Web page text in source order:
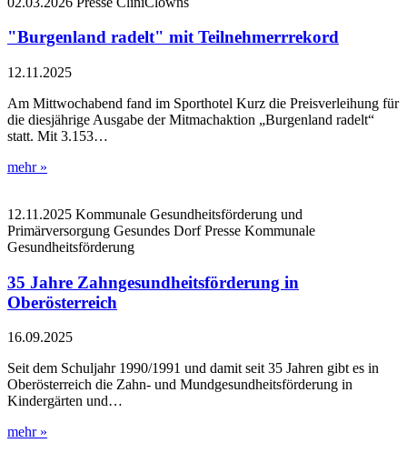
"Burgenland radelt" mit Teilnehmerrrekord
12.11.2025
Am Mittwochabend fand im Sporthotel Kurz die Preisverleihung für
die diesjährige Ausgabe der Mitmachaktion „Burgenland radelt“
statt. Mit 3.153…
mehr »
12.11.2025 Kommunale Gesundheitsförderung und
Primärversorgung Gesundes DorfPresse Kommunale
Gesundheitsförderung
35 Jahre Zahngesundheitsförderung in
Oberösterreich
16.09.2025
Seit dem Schuljahr 1990/1991 und damit seit 35 Jahren gibt es in
Oberösterreich die Zahn- und Mundgesundheitsförderung in
Kindergärten und…
mehr »